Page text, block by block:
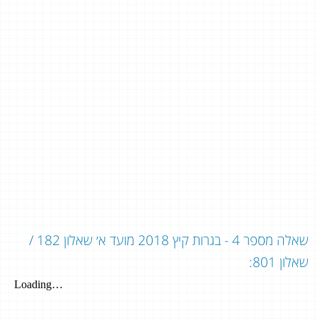
שאלה מספר 4 - בגרות קיץ 2018 מועד א׳ שאלון 182 /
שאלון 801: